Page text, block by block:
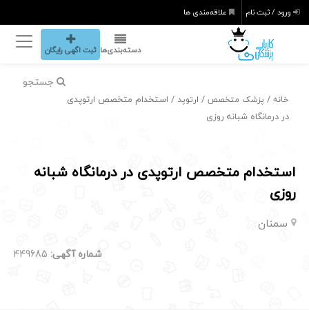
ورود / ثبت نام علاقه‌مندی ها
دسته‌بندی‌ها ثبت اگهی رایگان
جستجو
خانه / پزشک متخصص / ارتوپد / استخدام متخصص ارتوپدی
در درمانگاه شبانه روزی
استخدام متخصص ارتوپدی در درمانگاه شبانه
روزی
سمنان
شماره آگهی: 449685